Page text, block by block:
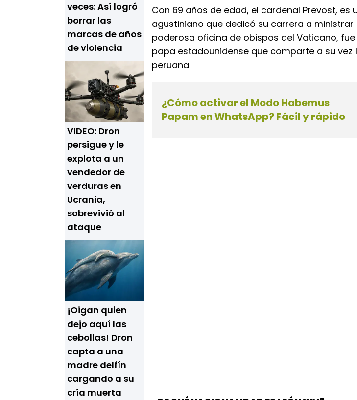
veces: Así logró
borrar las
marcas de años
de violencia
VIDEO: Dron
persigue y le
explota a un
vendedor de
verduras en
Ucrania,
sobrevivió al
ataque
¡Oigan quien
dejo aquí las
cebollas! Dron
capta a una
madre delfín
cargando a su
cría muerta
Con 69 años de edad, el cardenal Prevost, es
agustiniano que dedicó su carrera a ministrar
poderosa oficina de obispos del Vaticano,
papa estadounidense que comparte a su vez
peruana.
¿Cómo activar el Modo Habemus
Papam en WhatsApp? Fácil y rápido